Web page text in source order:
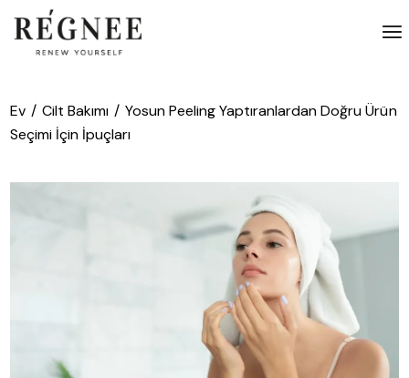
atla
Ev Cilt Bakımı
Yosun Peeling Yaptıranlardan Doğru Ürün
Seçimi İçin İpuçları